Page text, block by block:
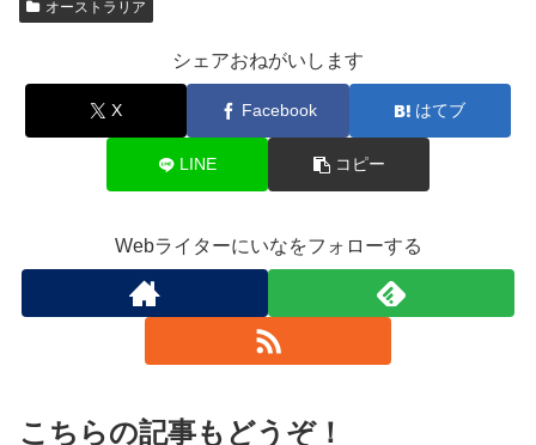
オーストラリア
シェアおねがいします
X Facebook はてブ
LINE コピー
Webライターにいなをフォローする
こちらの記事もどうぞ！